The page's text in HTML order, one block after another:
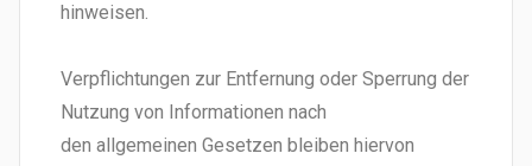
hinweisen.
Verpflichtungen zur Entfernung oder Sperrung der
Nutzung von Informationen nach
den allgemeinen Gesetzen bleiben hiervon